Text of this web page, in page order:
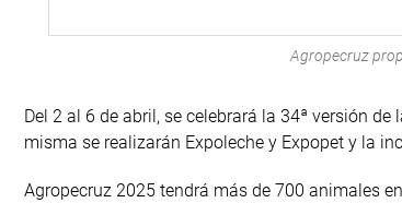
Agropecruz
Del 2 al 6 de abril, se celebrará la 34ª versión
misma se realizarán Expoleche y Expopet y la
Agropecruz 2025 tendrá más de 700 animales